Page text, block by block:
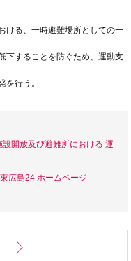
ける、一時避難場所としての一
下することを防ぐため、運動支
を行う。
開放及び避難所における 運
広島24 ホームページ